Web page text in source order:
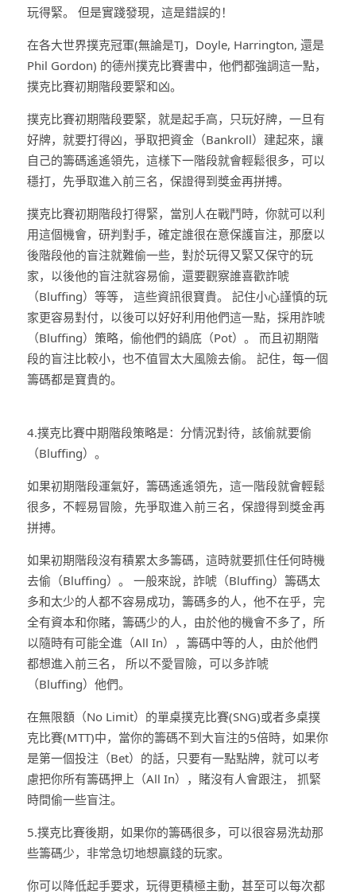
玩得緊。 但是實踐發現，這是錯誤的！
在各大世界撲克冠軍(無論是TJ，Doyle, Harrington, 還是
Phil Gordon) 的德州撲克比賽書中，他們都強調這一點，
撲克比賽初期階段要緊和凶。
撲克比賽初期階段要緊，就是起手高，只玩好牌，一旦有
好牌，就要打得凶，爭取把資金（Bankroll）建起來，讓
自己的籌碼遙遙領先，這樣下一階段就會輕鬆很多，可以
穩打，先爭取進入前三名，保證得到獎金再拼搏。
撲克比賽初期階段打得緊，當別人在戰鬥時，你就可以利
用這個機會，研判對手，確定誰很在意保護盲注，那麼以
後階段他的盲注就難偷一些，對於玩得又緊又保守的玩
家，以後他的盲注就容易偷，還要觀察誰喜歡詐唬
（Bluffing）等等， 這些資訊很寶貴。 記住小心謹慎的玩
家更容易對付，以後可以好好利用他們這一點，採用詐唬
（Bluffing）策略，偷他們的鍋底（Pot）。 而且初期階
段的盲注比較小，也不值冒太大風險去偷。 記住，每一個
籌碼都是寶貴的。
4.撲克比賽中期階段策略是：分情況對待，該偷就要偷
（Bluffing）。
如果初期階段運氣好，籌碼遙遙領先，這一階段就會輕鬆
很多，不輕易冒險，先爭取進入前三名，保證得到獎金再
拼搏。
如果初期階段沒有積累太多籌碼，這時就要抓住任何時機
去偷（Bluffing）。 一般來說，詐唬（Bluffing）籌碼太
多和太少的人都不容易成功，籌碼多的人，他不在乎，完
全有資本和你賭，籌碼少的人，由於他的機會不多了，所
以隨時有可能全進（All In），籌碼中等的人，由於他們
都想進入前三名， 所以不愛冒險，可以多詐唬
（Bluffing）他們。
在無限額（No Limit）的單桌撲克比賽(SNG)或者多桌撲
克比賽(MTT)中，當你的籌碼不到大盲注的5倍時，如果你
是第一個投注（Bet）的話，只要有一點點牌，就可以考
慮把你所有籌碼押上（All In），賭沒有人會跟注， 抓緊
時間偷一些盲注。
5.撲克比賽後期，如果你的籌碼很多，可以很容易洗劫那
些籌碼少，非常急切地想贏錢的玩家。
你可以降低起手要求，玩得更積極主動，甚至可以每次都